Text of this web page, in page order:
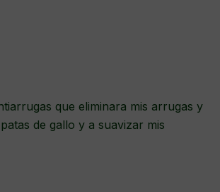
que eliminara mis arrugas y
de gallo y a suavizar mis